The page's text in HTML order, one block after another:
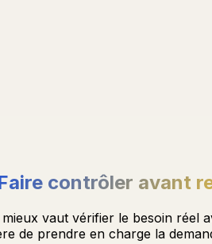
contrôler avant
vaut vérifier le besoin
de prendre en charge la